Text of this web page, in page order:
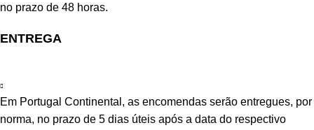
no prazo de 48 horas.
ENTREGA
Em Portugal Continental, as encomendas serão entregues, por
norma, no prazo de 5 dias úteis após a data do respectivo